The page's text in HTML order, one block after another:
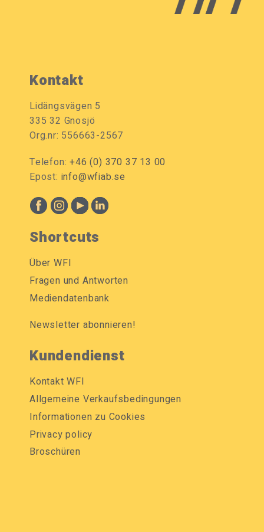
Kontakt
Lidängsvägen 5
335 32 Gnosjö
Org.nr: 556663-2567
Telefon:+46 (0) 370 37 13 00
Epost: info@wfiab.se
Shortcuts
Über WFI
Fragen und Antworten
Mediendatenbank
Newsletter abonnieren!
Kundendienst
Kontakt WFI
Allgemeine Verkaufsbedingungen
Informationen zu Cookies
Privacy policy
Broschüren